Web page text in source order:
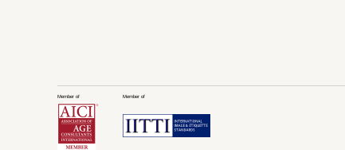
Member of Member of